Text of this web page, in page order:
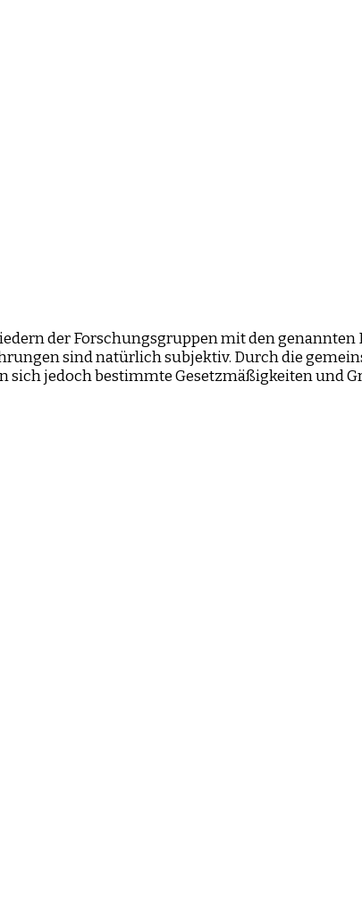
der Forschungsgruppen mit den genannten
sind natürlich subjektiv. Durch die
jedoch bestimmte Gesetzmäßigkeiten und